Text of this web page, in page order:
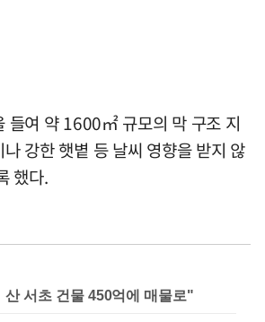
들여 약 1600㎡ 규모의 막 구조 지
강한 햇볕 등 날씨 영향을 받지 않
했다.
산 서초 건물 450억에 매물로"